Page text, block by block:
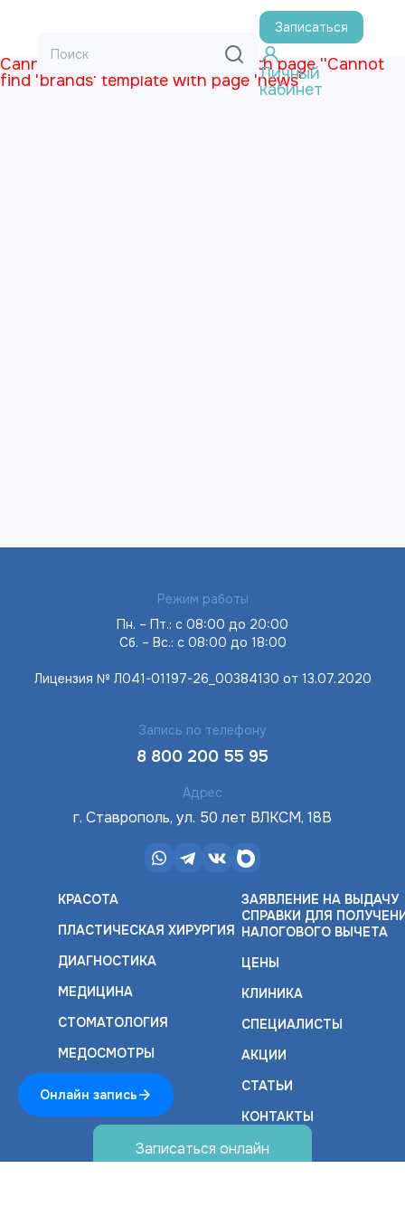
Записаться
Личный
кабинет
Cannot find 'menu_n' template with page ''Cannot
find 'brands' template with page 'news'
Режим работы
Пн. – Пт.: с 08:00 до 20:00
Сб. – Вс.: с 08:00 до 18:00
Лицензия № Л041-01197-26_00384130 от 13.07.2020
Запись по телефону
8 800 200 55 95
Адрес
г. Ставрополь, ул. 50 лет ВЛКСМ, 18В
КРАСОТА
ПЛАСТИЧЕСКАЯ ХИРУРГИЯ
ДИАГНОСТИКА
МЕДИЦИНА
СТОМАТОЛОГИЯ
МЕДОСМОТРЫ
ЗАЯВЛЕНИЕ НА ВЫДАЧУ
СПРАВКИ ДЛЯ
НАЛОГОВОГО ВЫЧЕТА
ЦЕНЫ
КЛИНИКА
СПЕЦИАЛИСТЫ
АКЦИИ
СТАТЬИ
КОНТАКТЫ
Записаться онлайн